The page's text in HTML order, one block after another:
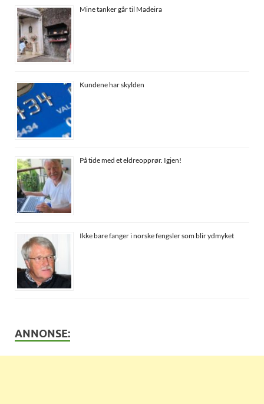
Mine tanker går til Madeira
Kundene har skylden
På tide med et eldreopprør. Igjen!
Ikke bare fanger i norske fengsler som blir ydmyket
ANNONSE: